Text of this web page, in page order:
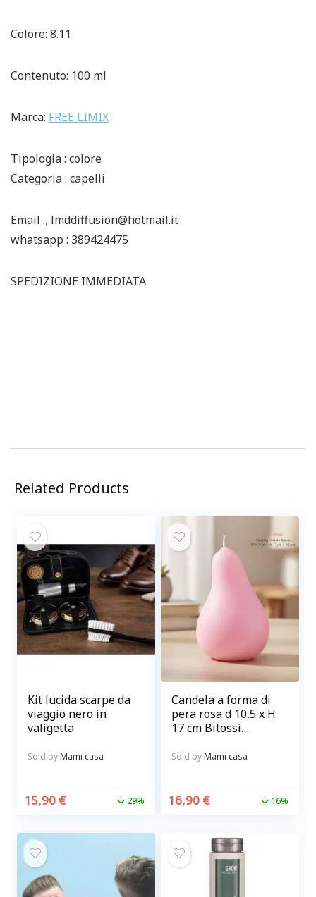
Colore: 8.11
Contenuto: 100 ml
Marca: FREE LIMIX
Tipologia : colore
Categoria : capelli
Email ., lmddiffusion@hotmail.it
whatsapp : 389424475
SPEDIZIONE IMMEDIATA
Related Products
Kit lucida scarpe da
viaggio nero in
valigetta
Sold byMami casa
15,90 € 29%
Candela a forma di
pera rosa d 10,5 x H
17 cm Bitossi
Sold byMami casa
16,90 € 16%